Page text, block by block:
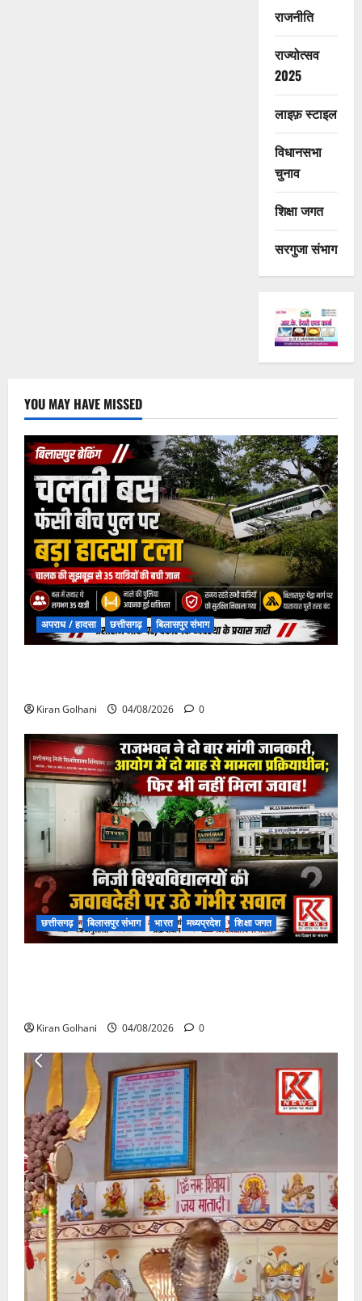
राजनीति
राज्योत्सव
2025
लाइफ़ स्टाइल
विधानसभा
चुनाव
शिक्षा जगत
सरगुजा संभाग
YOU MAY HAVE MISSED
अपराध / हादसा छत्तीसगढ़ बिलासपुर संभाग
Kiran Golhani 04/08/2026 0
छत्तीसगढ़ बिलासपुर संभाग भारत मध्यप्रदेश शिक्षा जगत
Kiran Golhani 04/08/2026 0